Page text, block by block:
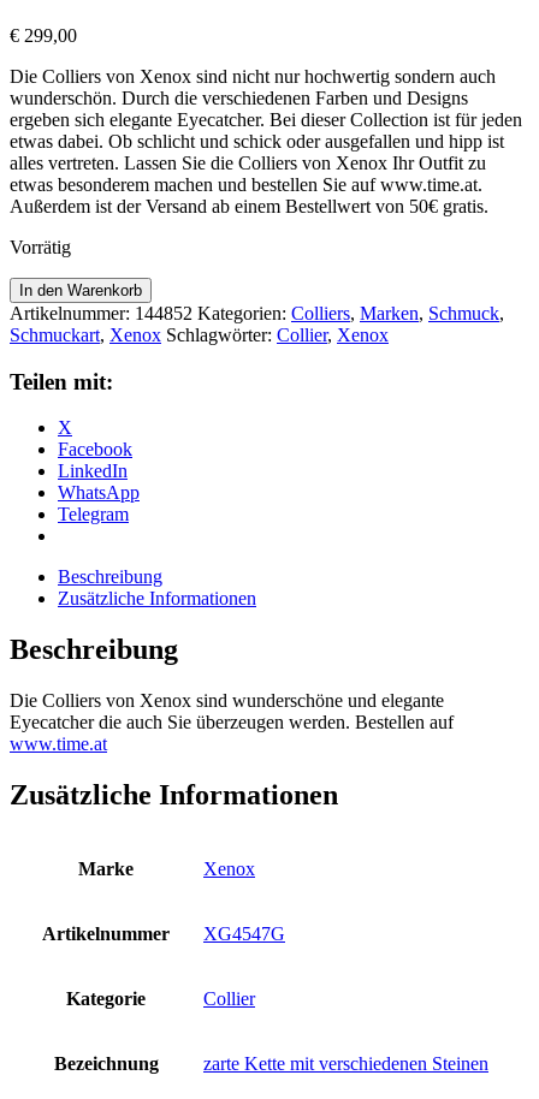
€ 299,00
Die Colliers von Xenox sind nicht nur hochwertig sondern auch
wunderschön. Durch die verschiedenen Farben und Designs
ergeben sich elegante Eyecatcher. Bei dieser Collection ist für jeden
etwas dabei. Ob schlicht und schick oder ausgefallen und hipp ist
alles vertreten. Lassen Sie die Colliers von Xenox Ihr Outfit zu
etwas besonderem machen und bestellen Sie auf www.time.at.
Außerdem ist der Versand ab einem Bestellwert von 50€ gratis.
Vorrätig
Xenox
Collier
XG4547G
In den Warenkorb
Artikelnummer: 144852 Kategorien: Colliers, Marken, Schmuck,
Schmuckart, Xenox Schlagwörter: Collier, Xenox
Teilen mit:
X
Facebook
LinkedIn
WhatsApp
Telegram
Beschreibung
Zusätzliche Informationen
Beschreibung
Die Colliers von Xenox sind wunderschöne und elegante
Eyecatcher die auch Sie überzeugen werden. Bestellen auf
www.time.at
Zusätzliche Informationen
Marke Xenox
Artikelnummer XG4547G
Kategorie Collier
Bezeichnung zarte Kette mit verschiedenen Steinen